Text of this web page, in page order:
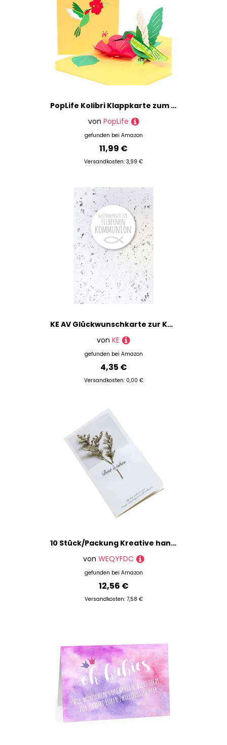
PopLife Kolibri Klappkarte zum Valentinstag für sie-3D Glücklicher Jahrestag, Blume Klappkarte zum Geburtstag für Mama, danke, gute Besserung, Mitgefühl -Flach gefaltet- für Schwester, Tochter, Oma
von PopLife
gefunden bei Amazon
11,99 €
Versandkosten: 3,99 €
KE AV Glückwunschkarte zur Kommunion für Jungen & Mädchen - Silberne Klappkarte mit Schriftfeld - Inkl. Umschlag - 17,0 x 11,5 cm - Motiv: Silber
von KE
gefunden bei Amazon
4,35 €
Versandkosten: 0,00 €
10 Stück/Packung Kreative handgemachte Grußkarten mit getrockneten Blumen, Klappkarten for Studenten, handgeschriebenes Segenskartenset(Color 15)
von WEQYFDC
gefunden bei Amazon
12,56 €
Versandkosten: 7,58 €